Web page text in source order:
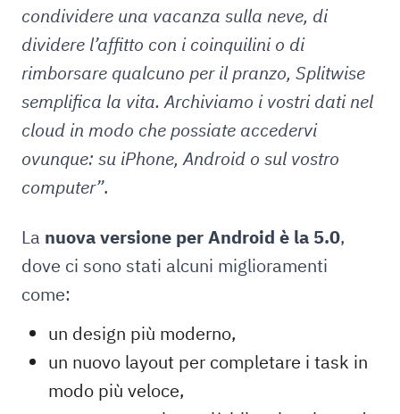
condividere una vacanza sulla neve, di
dividere l’affitto con i coinquilini o di
rimborsare qualcuno per il pranzo, Splitwise
semplifica la vita. Archiviamo i vostri dati nel
cloud in modo che possiate accedervi
ovunque: su iPhone, Android o sul vostro
computer”.
La nuova versione per Android è la 5.0,
dove ci sono stati alcuni miglioramenti
come:
un design più moderno,
un nuovo layout per completare i task in
modo più veloce,